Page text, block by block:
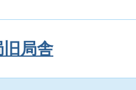
局舎